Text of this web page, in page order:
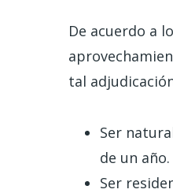
De acuerdo a
tal
Ser
de un año.
Ser